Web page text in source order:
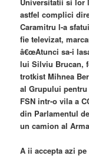
astfel complici
Caramitru l-a
fie televizat,
â€œAtunci sa-i
lui Silviu Brucan,
trotkist Mihnea
al Grupului
FSN intr-o vila a
din Parlamentul
un camion al
A ii accepta azi